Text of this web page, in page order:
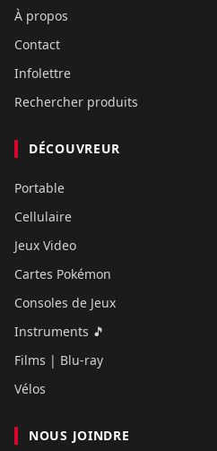
À propos
Contact
Infolettre
Rechercher produits
DÉCOUVREUR
Portable
Cellulaire
Jeux Video
Cartes Pokémon
Consoles de Jeux
Instruments 🎵
Films | Blu-ray
Vélos
NOUS JOINDRE